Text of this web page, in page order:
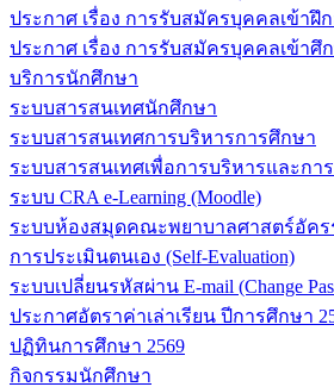
ประกาศ เรื่อง การรับสมัครบุคคลเข้า
ประกาศ เรื่อง การรับสมัครบุคคลเข้า
บริการนักศึกษา
ระบบสารสนเทศนักศึกษา
ระบบสารสนเทศการบริหารการศึกษา
ระบบสารสนเทศเพื่อการบริหารและกา
ระบบ CRA e-Learning (Moodle)
ระบบห้องสมุดคณะพยาบาลศาสตร์อัคร
การประเมินตนเอง (Self-Evaluation)
ระบบเปลี่ยนรหัสผ่าน E-mail (Change
ประกาศอัตราค่าเล่าเรียน ปีการศึกษา
ปฏิทินการศึกษา 2569
กิจกรรมนักศึกษา